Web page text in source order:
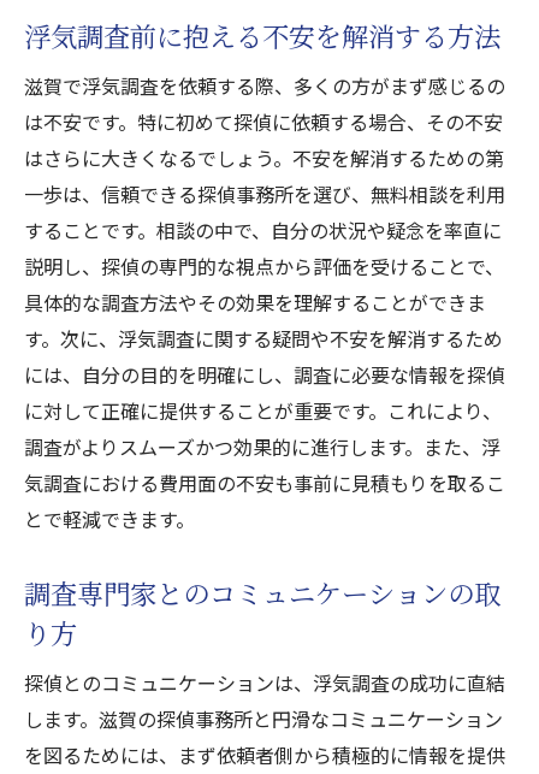
浮気調査前に抱える不安を解消する方法
滋賀で浮気調査を依頼する際、多くの方がまず感じるの
は不安です。特に初めて探偵に依頼する場合、その不安
はさらに大きくなるでしょう。不安を解消するための第
一歩は、信頼できる探偵事務所を選び、無料相談を利用
することです。相談の中で、自分の状況や疑念を率直に
説明し、探偵の専門的な視点から評価を受けることで、
具体的な調査方法やその効果を理解することができま
す。次に、浮気調査に関する疑問や不安を解消するため
には、自分の目的を明確にし、調査に必要な情報を探偵
に対して正確に提供することが重要です。これにより、
調査がよりスムーズかつ効果的に進行します。また、浮
気調査における費用面の不安も事前に見積もりを取るこ
とで軽減できます。
調査専門家とのコミュニケーションの取
り方
探偵とのコミュニケーションは、浮気調査の成功に直結
します。滋賀の探偵事務所と円滑なコミュニケーション
を図るためには、まず依頼者側から積極的に情報を提供